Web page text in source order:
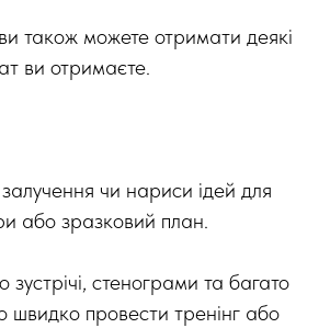
також можете отримати деякі
ви отримаєте.
чи нариси ідей для
або зразковий план.
стенограми та багато
швидко провести тренінг або